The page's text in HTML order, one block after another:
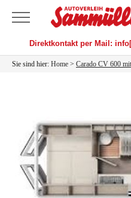
Direktkontakt per Mail:
Sie sind hier: Home > Carado CV 600